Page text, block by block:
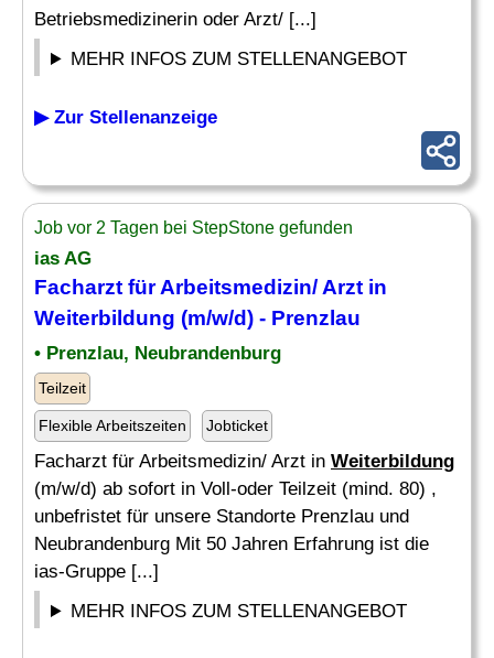
Betriebsmedizinerin oder Arzt/ [...]
MEHR INFOS ZUM STELLENANGEBOT
▶ Zur Stellenanzeige
Job vor 2 Tagen bei StepStone gefunden
ias AG
Facharzt für Arbeitsmedizin/ Arzt in
Weiterbildung (m/w/d) - Prenzlau
• Prenzlau, Neubrandenburg
Teilzeit
Flexible Arbeitszeiten Jobticket
Facharzt für Arbeitsmedizin/ Arzt in Weiterbildung
(m/w/d) ab sofort in Voll-oder Teilzeit (mind. 80) ,
unbefristet für unsere Standorte Prenzlau und
Neubrandenburg Mit 50 Jahren Erfahrung ist die
ias-Gruppe [...]
MEHR INFOS ZUM STELLENANGEBOT